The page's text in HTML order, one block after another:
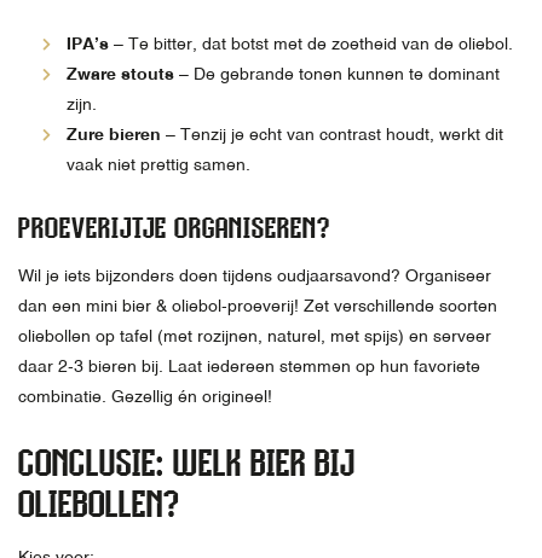
IPA’s – Te bitter, dat botst met de zoetheid van de oliebol.
Zware stouts – De gebrande tonen kunnen te dominant
zijn.
Zure bieren – Tenzij je echt van contrast houdt, werkt dit
vaak niet prettig samen.
PROEVERIJTJE ORGANISEREN?
Wil je iets bijzonders doen tijdens oudjaarsavond? Organiseer
dan een mini bier & oliebol-proeverij! Zet verschillende soorten
oliebollen op tafel (met rozijnen, naturel, met spijs) en serveer
daar 2-3 bieren bij. Laat iedereen stemmen op hun favoriete
combinatie. Gezellig én origineel!
CONCLUSIE: WELK BIER BIJ
OLIEBOLLEN?